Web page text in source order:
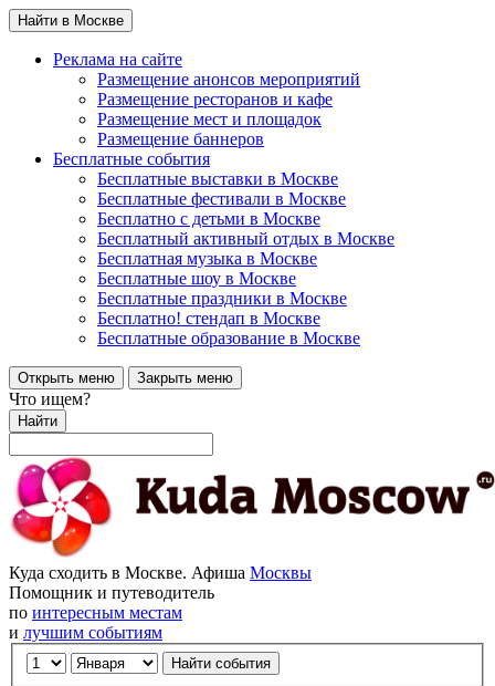
Найти в Москве
Реклама на сайте
Размещение анонсов мероприятий
Размещение ресторанов и кафе
Размещение мест и площадок
Размещение баннеров
Бесплатные события
Бесплатные выставки в Москве
Бесплатные фестивали в Москве
Бесплатно с детьми в Москве
Бесплатный активный отдых в Москве
Бесплатная музыка в Москве
Бесплатные шоу в Москве
Бесплатные праздники в Москве
Бесплатно! стендап в Москве
Бесплатные образование в Москве
Открыть меню Закрыть меню
Что ищем?
Найти
Куда сходить в Москве. Афиша Москвы
Помощник и путеводитель
по интересным местам
и лучшим событиям